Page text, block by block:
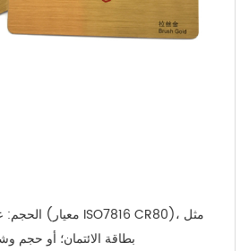
بطاقة الائتمان؛ أو